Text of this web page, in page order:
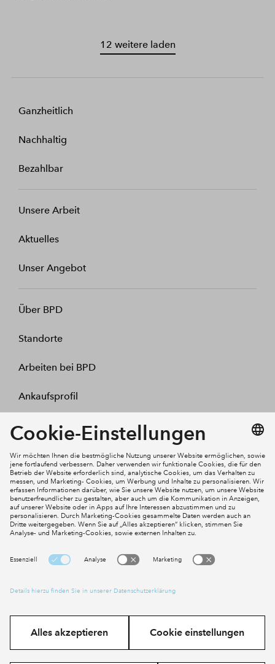
12 weitere laden
Ganzheitlich
Nachhaltig
Bezahlbar
Unsere Arbeit
Aktuelles
Unser Angebot
Über BPD
Standorte
Arbeiten bei BPD
Ankaufsprofil
Kontakt
Mein Konto
Social Media
Cookies
Datenschutz